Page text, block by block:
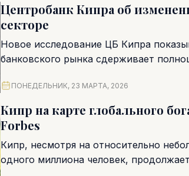
Центробанк Кипра об
секторе
Новое исследование ЦБ Кипра
банковского рынка сдерживает
ПОНЕДЕЛЬНИК, 23 МАРТА, 2026
Кипр на карте глобального
Forbes
Кипр, несмотря на относительно
одного миллиона человек,